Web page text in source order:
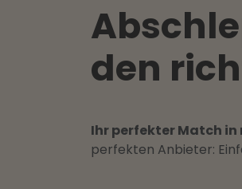
den
Ihr perfekter Match in
perfekten Anbieter: